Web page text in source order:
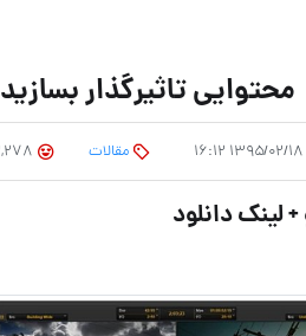
محتوایی تاثیرگذار بسازید
مقالات